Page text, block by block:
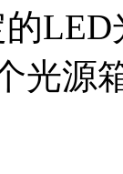
光源